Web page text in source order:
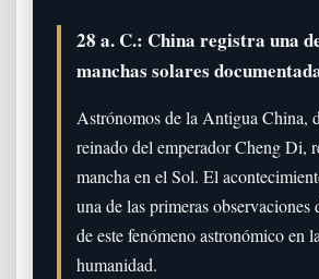
28 a. C.: China registra una
manchas solares
Astrónomos de la Antigua China,
reinado del emperador Cheng Di,
mancha en el Sol. El
una de las primeras observaciones
de este fenómeno astronómico en
humanidad.